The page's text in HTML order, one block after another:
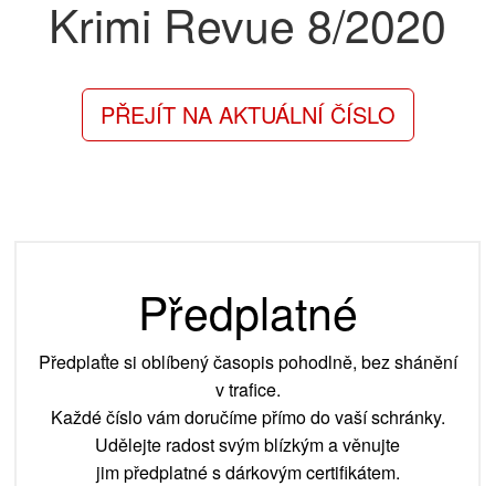
Krimi Revue 8/2020
PŘEJÍT NA AKTUÁLNÍ ČÍSLO
Předplatné
Předplaťte si oblíbený časopis pohodlně, bez shánění
v trafice.
Každé číslo vám doručíme přímo do vaší schránky.
Udělejte radost svým blízkým a věnujte
jim předplatné s dárkovým certifikátem.